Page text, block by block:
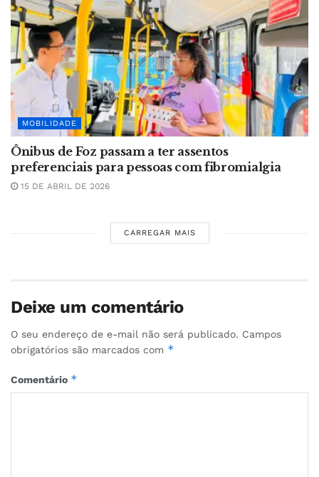
MOBILIDADE
Ônibus de Foz passam a ter assentos
preferenciais para pessoas com fibromialgia
15 DE ABRIL DE 2026
CARREGAR MAIS
Deixe um comentário
O seu endereço de e-mail não será publicado. Campos
obrigatórios são marcados com *
Comentário *